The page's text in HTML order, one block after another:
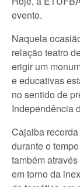
evento.
Naquela
relação teatro
erigir um
e educativas
no sentido de
Independência
Cajaiba
durante o
também
em torno da